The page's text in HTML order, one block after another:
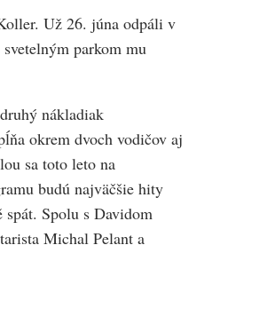
Už 26. júna odpáli v
parkom mu
nákladiak
okrem dvoch vodičov aj
sa toto leto na
budú najväčšie hity
Spolu s Davidom
Michal Pelant a